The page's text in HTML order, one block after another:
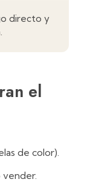
directo y
el
de color).
vender.